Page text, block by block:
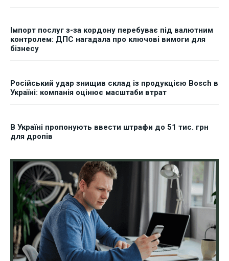
Імпорт послуг з-за кордону перебуває під валютним
контролем: ДПС нагадала про ключові вимоги для
бізнесу
Російський удар знищив склад із продукцією Bosch в
Україні: компанія оцінює масштаби втрат
В Україні пропонують ввести штрафи до 51 тис. грн
для дропів